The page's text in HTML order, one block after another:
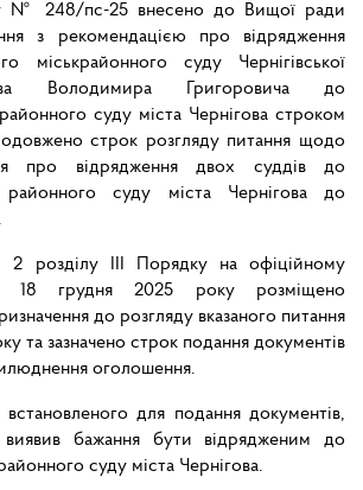
№ 248/пс-25 внесено до
Вищої ради
з рекомендацією про відрядження
міськрайонного суду Чернігівської
Володимира Григоровича до
суду міста Чернігова строком
строк розгляду питання щодо
про відрядження двох суддів до
районного суду міста Чернігова до
2 розділу III Порядку на офіційному
18 грудня 2025 року розміщено
до розгляду вказаного питання
та зазначено строк подання документів
оголошення.
встановленого для подання документів,
бажання бути відрядженим до
суду міста Чернігова.